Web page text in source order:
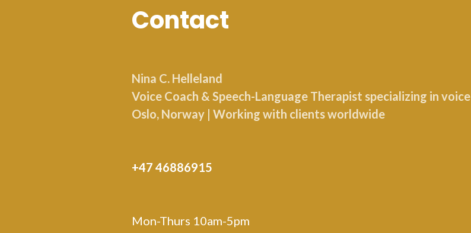
Contact
Nina C. Helleland
Voice Coach & Speech-Language Therapist specializing in voice
Oslo, Norway | Working with clients worldwide
+47 46886915
Mon-Thurs 10am-5pm